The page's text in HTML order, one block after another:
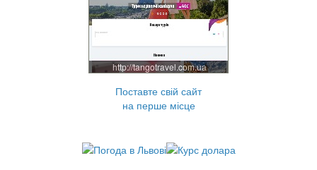
http://tangotravel.com.ua
Поставте свій сайт
на перше місце